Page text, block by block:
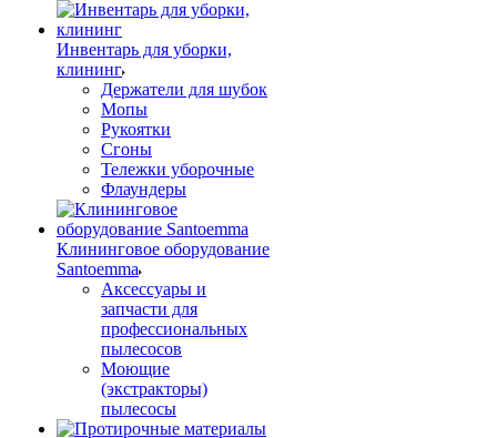
Инвентарь для уборки,
клининг
Держатели для шубок
Мопы
Рукоятки
Сгоны
Тележки уборочные
Флаундеры
Клининговое оборудование
Santoemma
Аксессуары и
запчасти для
профессиональных
пылесосов
Моющие
(экстракторы)
пылесосы